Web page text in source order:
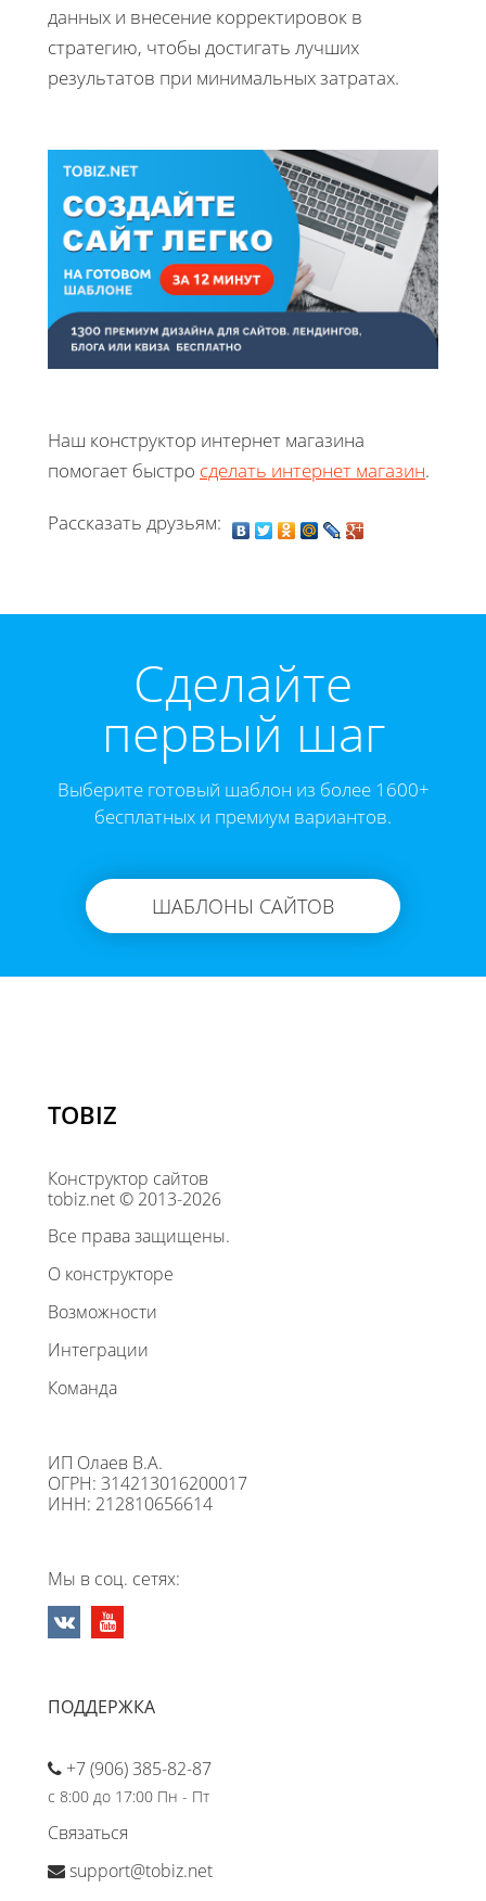
данных и внесение корректировок в
стратегию, чтобы достигать лучших
результатов при минимальных затратах.
Наш конструктор интернет магазина
помогает быстро сделать интернет магазин.
Рассказать друзьям:
Cделайте
первый шаг
Выберите готовый шаблон из более 1600+
бесплатных и премиум вариантов.
ШАБЛОНЫ САЙТОВ
TOBIZ
Конструктор сайтов
tobiz.net © 2013-2026
Все права защищены.
О конструкторе
Возможности
Интеграции
Команда
ИП Олаев В.А.
ОГРН: 314213016200017
ИНН: 212810656614
Мы в соц. сетях:
ПОДДЕРЖКА
+7 (906) 385-82-87
с 8:00 до 17:00 Пн - Пт
Связаться
support@tobiz.net